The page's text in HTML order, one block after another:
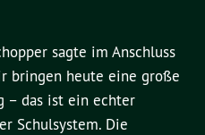
sagte im Anschluss
bringen heute eine große
– das ist ein echter
Schulsystem. Die